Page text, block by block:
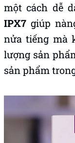
một cách dễ
IPX7 giúp
nửa tiếng mà
lượng sản
sản phẩm